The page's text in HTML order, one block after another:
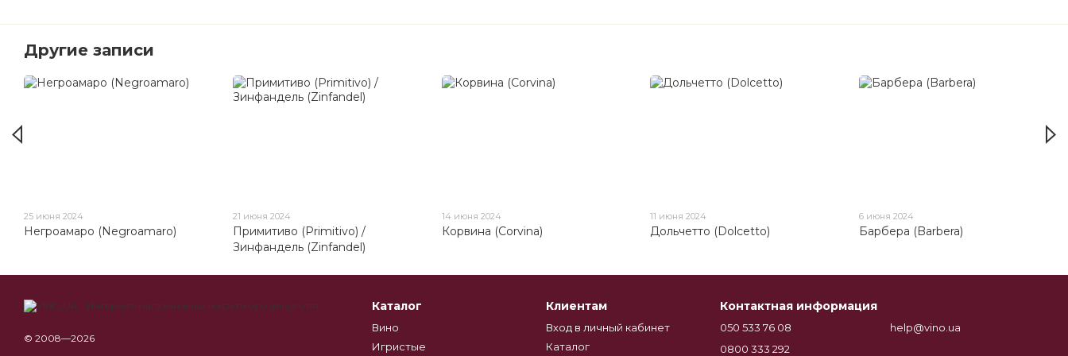
Другие записи
25 июня 2024
Негроамаро (Negroamaro)
21 июня 2024
Примитиво (Primitivo) /
Зинфандель (Zinfandel)
14 июня 2024
Корвина (Corvina)
11 июня 2024
Дольчетто (Dolcetto)
6 июня 2024
Барбера (Barbera)
© 2008—2026
Каталог
Вино
Игристые
Клиентам
Вход в личный кабинет
Каталог
Контактная информация
050 533 76 08
0800 333 292
help@vino.ua